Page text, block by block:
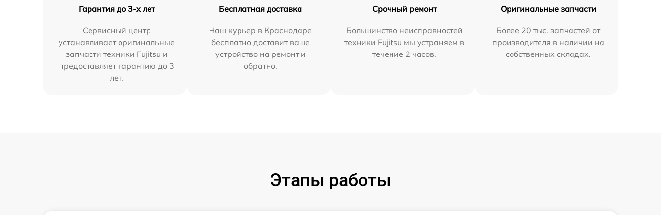
Гарантия до 3-х лет
Сервисный центр
устанавливает оригинальные
запчасти техники Fujitsu и
предоставляет гарантию до 3
лет.
Бесплатная доставка
Наш курьер в Краснодаре
бесплатно доставит ваше
устройство на ремонт и
обратно.
Срочный ремонт
Большинство неисправностей
техники Fujitsu мы устраняем в
течение 2 часов.
Оригинальные запчасти
Более 20 тыс. запчастей от
производителя в наличии на
собственных складах.
Этапы работы